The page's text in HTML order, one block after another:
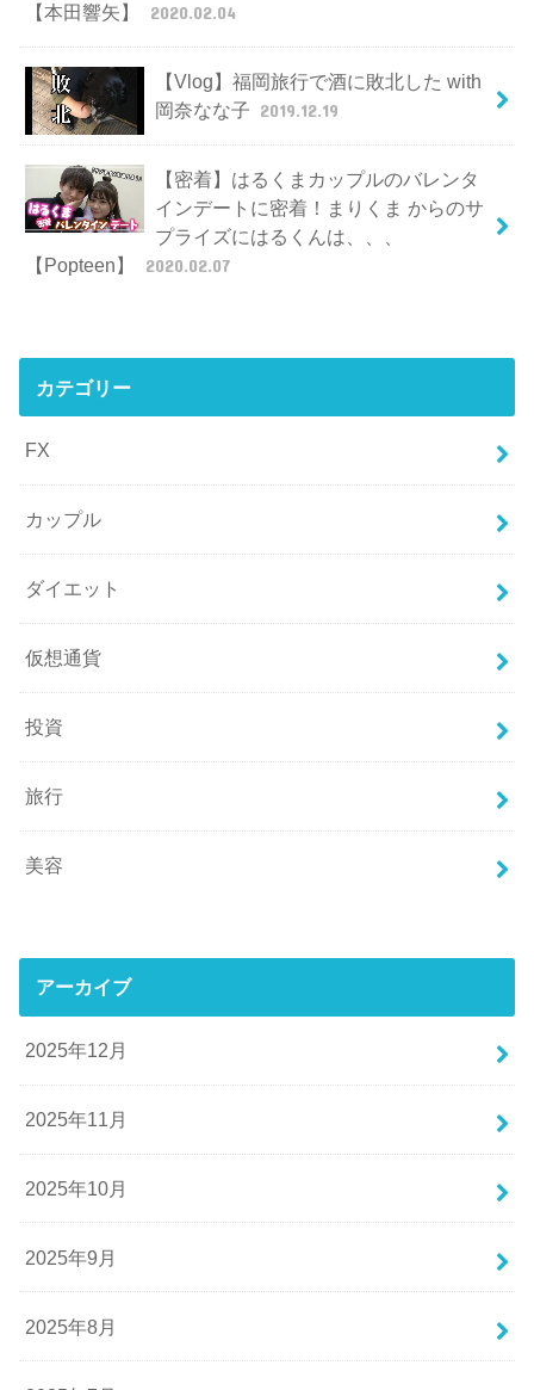
【本田響矢】
2020.02.04
【Vlog】福岡旅行で酒に敗北した with
岡奈なな子 2019.12.19
【密着】はるくまカップルのバレンタ
インデートに密着！まりくま からのサ
プライズにはるくんは、、、
【Popteen】
2020.02.07
カテゴリー
FX
カップル
ダイエット
仮想通貨
投資
旅行
美容
アーカイブ
2025年12月
2025年11月
2025年10月
2025年9月
2025年8月